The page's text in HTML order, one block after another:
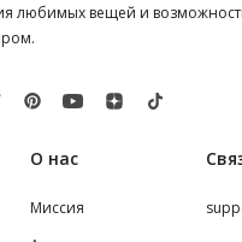
любимых вещей и
О нас
Миссия